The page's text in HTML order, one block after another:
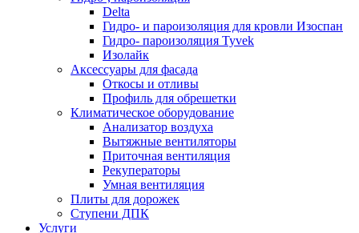
Delta
Гидро- и пароизоляция для кровли Изоспан
Гидро- пароизоляция Tyvek
Изолайк
Аксессуары для фасада
Откосы и отливы
Профиль для обрешетки
Климатическое оборудование
Анализатор воздуха
Вытяжные вентиляторы
Приточная вентиляция
Рекуператоры
Умная вентиляция
Плиты для дорожек
Ступени ДПК
Услуги